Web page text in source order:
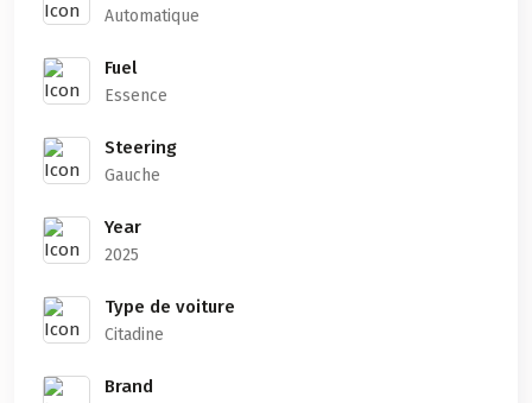
Automatique
Fuel
Essence
Steering
Gauche
Year
2025
Type de voiture
Citadine
Brand